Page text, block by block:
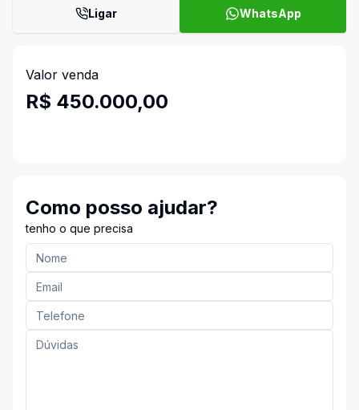
Ligar WhatsApp
Valor venda
R$ 450.000,00
Como posso ajudar?
tenho o que precisa